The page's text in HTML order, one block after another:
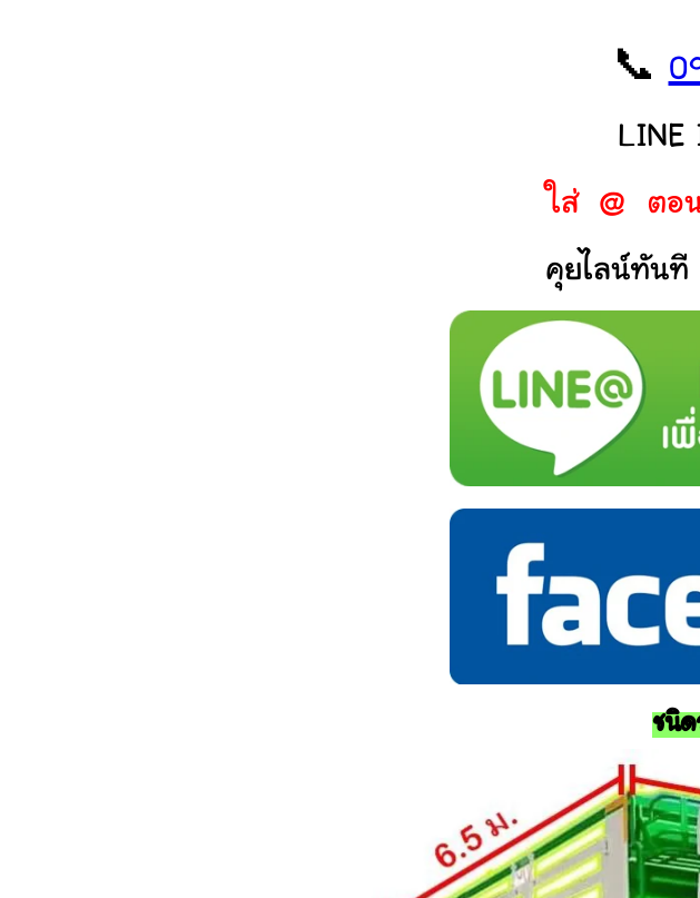
📞
LINE
ใส่ @ ตอ
คุยไลน์ทันที
ชนิ